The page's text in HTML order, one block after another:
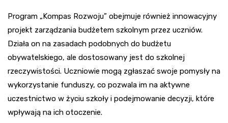
Program „Kompas Rozwoju” obejmuje również innowacyjny
projekt zarządzania budżetem szkolnym przez uczniów.
Działa on na zasadach podobnych do budżetu
obywatelskiego, ale dostosowany jest do szkolnej
rzeczywistości. Uczniowie mogą zgłaszać swoje pomysły na
wykorzystanie funduszy, co pozwala im na aktywne
uczestnictwo w życiu szkoły i podejmowanie decyzji, które
wpływają na ich otoczenie.